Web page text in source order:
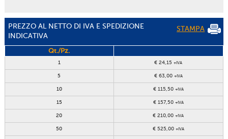
PREZZO AL NETTO DI IVA E SPEDIZIONE
INDICATIVA
STAMPA
Qt./Pz.
1 € 24,15+IVA
5 € 63,00 +IVA
10 € 115,50 +IVA
15 € 157,50 +IVA
20 € 210,00+IVA
50 € 525,00 +IVA